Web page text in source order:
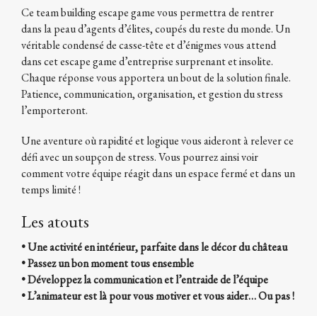
Ce team building escape game vous permettra de rentrer
dans la peau d’agents d’élites, coupés du reste du monde. Un
véritable condensé de casse-tête et d’énigmes vous attend
dans cet escape game d’entreprise surprenant et insolite.
Chaque réponse vous apportera un bout de la solution finale.
Patience, communication, organisation, et gestion du stress
l’emporteront.
Une aventure où rapidité et logique vous aideront à relever ce
défi avec un soupçon de stress. Vous pourrez ainsi voir
comment votre équipe réagit dans un espace fermé et dans un
temps limité !
Les atouts
• Une activité en intérieur, parfaite dans le décor du château
• Passez un bon moment tous ensemble
• Développez la communication et l’entraide de l’équipe
• L’animateur est là pour vous motiver et vous aider… Ou pas !